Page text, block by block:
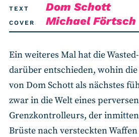
IMPRESSUM
Unterstützen
TEXT Dom Schott
COVER Michael Förtsch
Ein weiteres Mal hat die
darüber entschieden, wohin
von Dom Schott als nächstes
zwar in die Welt eines perversen
Grenzkontrolleurs, der
Brüste nach versteckten Waffen